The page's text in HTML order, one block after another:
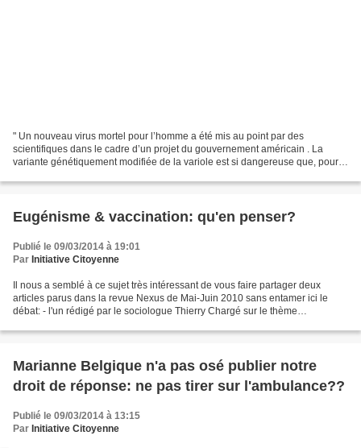
" Un nouveau virus mortel pour l’homme a été mis au point par des
scientifiques dans le cadre d’un projet du gouvernement américain . La
variante génétiquement modifiée de la variole est si dangereuse que, pour
Eugénisme & vaccination: qu'en penser?
Publié le 09/03/2014 à 19:01
Par Initiative Citoyenne
Il nous a semblé à ce sujet très intéressant de vous faire partager deux
articles parus dans la revue Nexus de Mai-Juin 2010 sans entamer ici le
débat: - l'un rédigé par le sociologue Thierry Chargé sur le thème
Marianne Belgique n'a pas osé publier notre
droit de réponse: ne pas tirer sur l'ambulance??
Publié le 09/03/2014 à 13:15
Par Initiative Citoyenne